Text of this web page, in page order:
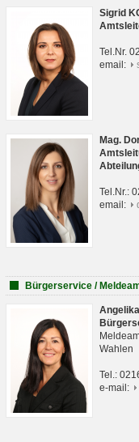
Sigrid
Tel.Nr.
email:
Mag.
Tel.Nr.:
email:
Bürgerservice /
Wahlen
Tel.:
e-mail: